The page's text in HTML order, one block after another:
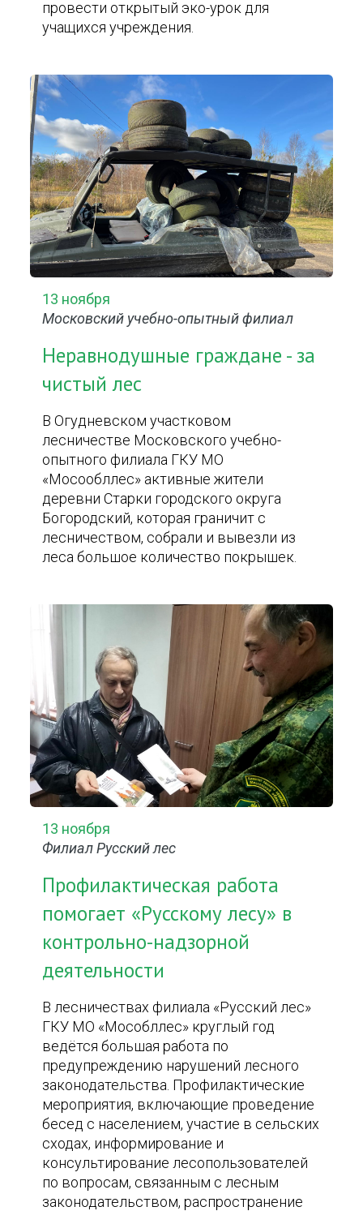
провести открытый эко-урок для
учащихся учреждения.
13 ноября
Московский учебно-опытный филиал
Неравнодушные граждане - за
чистый лес
В Огудневском участковом
лесничестве Московского учебно-
опытного филиала ГКУ МО
«Мосообллес» активные жители
деревни Старки городского округа
Богородский, которая граничит с
лесничеством, собрали и вывезли из
леса большое количество покрышек.
13 ноября
Филиал Русский лес
Профилактическая работа
помогает «Русскому лесу» в
контрольно-надзорной
деятельности
В лесничествах филиала «Русский лес»
ГКУ МО «Мособллес» круглый год
ведётся большая работа по
предупреждению нарушений лесного
законодательства. Профилактические
мероприятия, включающие проведение
бесед с населением, участие в сельских
сходах, информирование и
консультирование лесопользователей
по вопросам, связанным с лесным
законодательством, распространение